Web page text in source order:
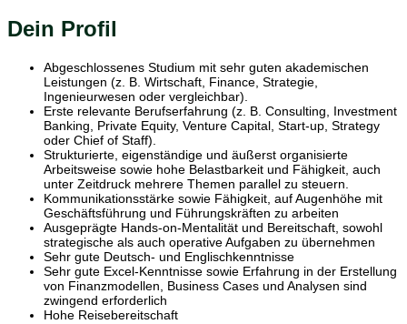
Dein Profil
Abgeschlossenes Studium mit sehr guten akademischen
Leistungen (z. B. Wirtschaft, Finance, Strategie,
Ingenieurwesen oder vergleichbar).
Erste relevante Berufserfahrung (z. B. Consulting, Investment
Banking, Private Equity, Venture Capital, Start-up, Strategy
oder Chief of Staff).
Strukturierte, eigenständige und äußerst organisierte
Arbeitsweise sowie hohe Belastbarkeit und Fähigkeit, auch
unter Zeitdruck mehrere Themen parallel zu steuern.
Kommunikationsstärke sowie Fähigkeit, auf Augenhöhe mit
Geschäftsführung und Führungskräften zu arbeiten
Ausgeprägte Hands-on-Mentalität und Bereitschaft, sowohl
strategische als auch operative Aufgaben zu übernehmen
Sehr gute Deutsch- und Englischkenntnisse
Sehr gute Excel-Kenntnisse sowie Erfahrung in der Erstellung
von Finanzmodellen, Business Cases und Analysen sind
zwingend erforderlich
Hohe Reisebereitschaft